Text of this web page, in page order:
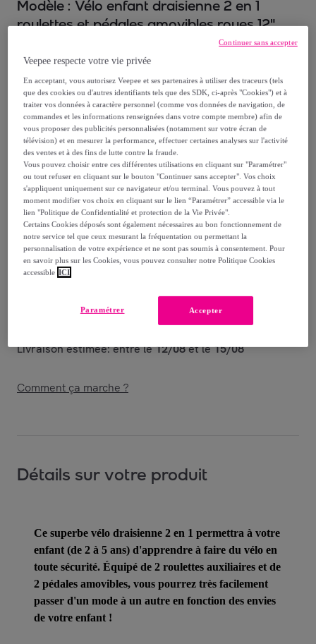
Modèle : Vélo enfant draisienne 2 en 1
roulettes et pédales amovibles roues 12"
hauteur selle réglable acier rouge
58,90 €
Reprise possible de votre ancien produit,
voir les conditions.
Vendu parAosom
Livraison
Livraison offerte par la marque
Livraison estimée: entre le12/08et le15/08
Comment ça marche ?
Détails sur votre produit
Ce superbe vélo draisienne 2 en 1 permettra à votre
enfant (de 2 à 5 ans) d'apprendre à faire du vélo en
toute sécurité. Équipé de 2 roulettes auxiliaires et de
2 pédales amovibles, vous pourrez très facilement
passer d'un mode à un autre en fonction des envies
de votre enfant !
Veepee respecte votre vie privée
En acceptant, vous autorisez Veepee et ses partenaires à utiliser des traceurs (tels
que des cookies ou d'autres identifiants tels que des SDK, ci-après "Cookies") et à
traiter vos données à caractère personnel (comme vos données de navigation, de
commandes et les informations renseignées dans votre compte membre) afin de
vous proposer des publicités personnalisées (notamment sur votre écran de
télévision) et en mesurer la performance, effectuer certaines analyses sur l'activité
des ventes et à des fins de lutte contre la fraude.
Vous pouvez choisir entre ces différentes utilisations en cliquant sur "Paramétrer"
ou tout refuser en cliquant sur le bouton "Continuer sans accepter". Vos choix
s'appliquent uniquement sur ce navigateur et/ou terminal. Vous pouvez à tout
moment modifier vos choix en cliquant sur le lien “Paramétrer” accessible via le
lien "Politique de Confidentialité et protection de la Vie Privée".
Certains Cookies déposés sont également nécessaires au bon fonctionnement de
notre service tel que ceux mesurant la fréquentation ou permettant la
personnalisation de votre expérience et ne sont pas soumis à consentement. Pour
en savoir plus sur les Cookies, vous pouvez consulter notre Politique Cookies
accessible ICI
Accepter
Paramétrer
Continuer sans accepter